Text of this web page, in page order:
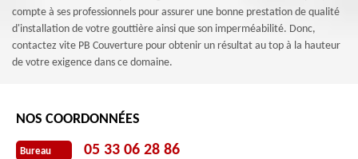
compte à ses professionnels pour assurer une bonne prestation de qualité
d'installation de votre gouttière ainsi que son imperméabilité. Donc,
contactez vite PB Couverture pour obtenir un résultat au top à la hauteur
de votre exigence dans ce domaine.
NOS COORDONNÉES
Bureau 05 33 06 28 86